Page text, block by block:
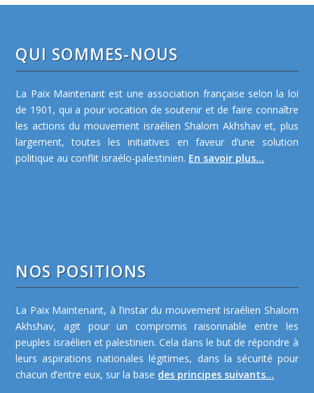
QUI SOMMES-NOUS
La Paix Maintenant est une association française selon la loi
de 1901, qui a pour vocation de soutenir et de faire connaître
les actions du mouvement israélien Shalom Akhshav et, plus
largement, toutes les initiatives en faveur d’une solution
politique au conflit israélo-palestinien. En savoir plus...
NOS POSITIONS
La Paix Maintenant, à l’instar du mouvement israélien Shalom
Akhshav, agit pour un compromis raisonnable entre les
peuples israélien et palestinien. Cela dans le but de répondre à
leurs aspirations nationales légitimes, dans la sécurité pour
chacun d’entre eux, sur la base des principes suivants...